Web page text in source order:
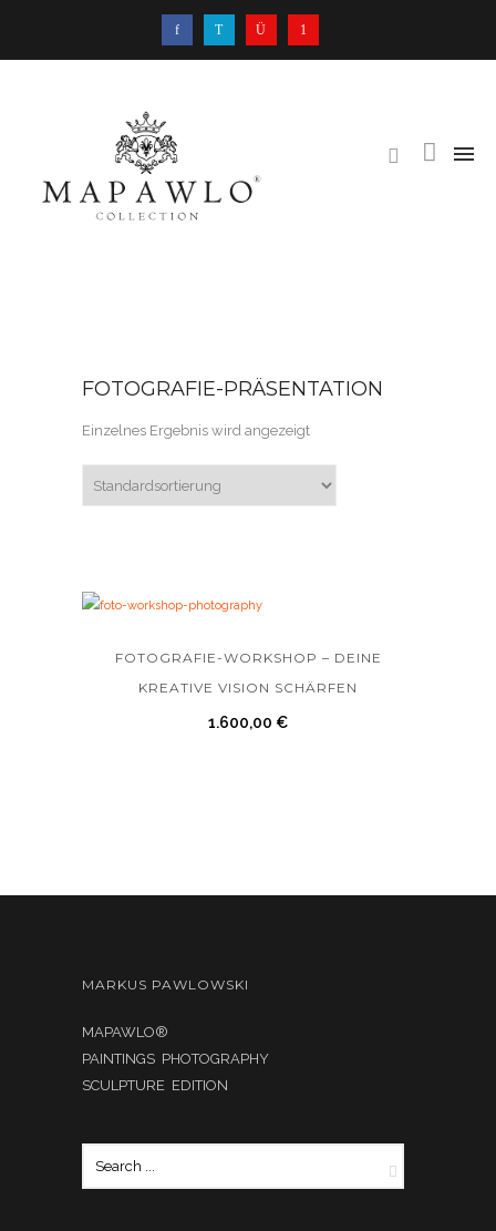
FOTOGRAFIE-PRÄSENTATION
Einzelnes Ergebnis wird angezeigt
FOTOGRAFIE-WORKSHOP – DEINE
KREATIVE VISION SCHÄRFEN
1.600,00 €
MARKUS PAWLOWSKI
MAPAWLO®
PAINTINGS PHOTOGRAPHY
SCULPTURE EDITION